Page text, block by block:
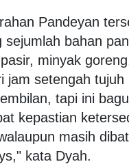
Pandeyan
sejumlah bahan
minyak
jam setengah tujuh
tapi ini
kepastian
masih
kata Dyah.